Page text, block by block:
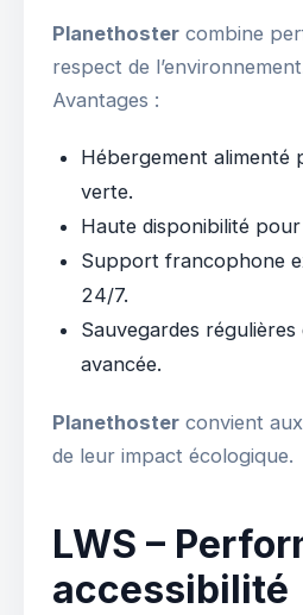
Planethoster combine
respect de
Avantages :
Hébergement alimenté
verte.
Haute disponibilité
Support francophone
24/7.
Sauvegardes
avancée.
Planethoster convient
de leur impact écologique.
LWS –
accessibilité